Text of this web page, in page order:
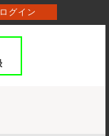
ログイン